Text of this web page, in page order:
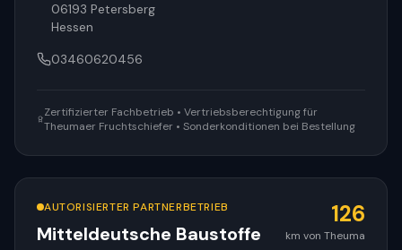
06193 Petersberg
Hessen
03460620456
Zertifizierter Fachbetrieb • Vertriebsberechtigung für
Theumaer Fruchtschiefer • Sonderkonditionen bei Bestellung
AUTORISIERTER PARTNERBETRIEB
Mitteldeutsche Baustoffe
126
km von Theuma